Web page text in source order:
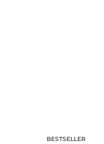
BESTSELLER